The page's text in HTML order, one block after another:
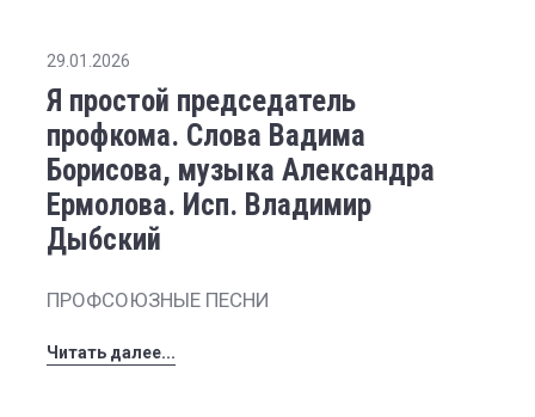
29.01.2026
Я простой председатель
профкома. Слова Вадима
Борисова, музыка Александра
Ермолова. Исп. Владимир
Дыбский
ПРОФСОЮЗНЫЕ ПЕСНИ
Читать далее...